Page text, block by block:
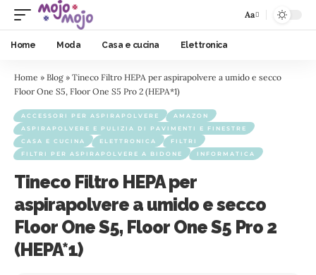
Aa
Home Moda Casa e cucina Elettronica
Home » Blog » Tineco Filtro HEPA per aspirapolvere a umido e secco
Floor One S5, Floor One S5 Pro 2 (HEPA*1)
ACCESSORI PER ASPIRAPOLVERE
AMAZON
ASPIRAPOLVERE E PULIZIA DI PAVIMENTI E FINESTRE
CASA E CUCINA
ELETTRONICA
FILTRI
FILTRI PER ASPIRAPOLVERE A BIDONE
INFORMATICA
Tineco Filtro HEPA per
aspirapolvere a umido e secco
Floor One S5, Floor One S5 Pro 2
(HEPA*1)